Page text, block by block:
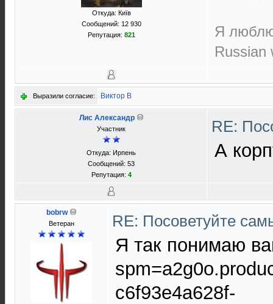
Откуда: Київ
Сообщений: 12 930
Репутация: 821
Я люблю
Russian
Выразили согласие: Виктор В
Лис Александр
Участник
Откуда: Ирпень
Сообщений: 53
Репутация: 4
RE:
А
bobrw
Ветеран RE: Посоветуйте
Я так понимаю
c6f93e4a628f-